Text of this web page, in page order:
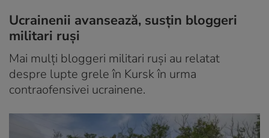
Ucrainenii avansează, susțin bloggeri
militari ruși
Mai mulți bloggeri militari ruși au relatat
despre lupte grele în Kursk în urma
contraofensivei ucrainene.